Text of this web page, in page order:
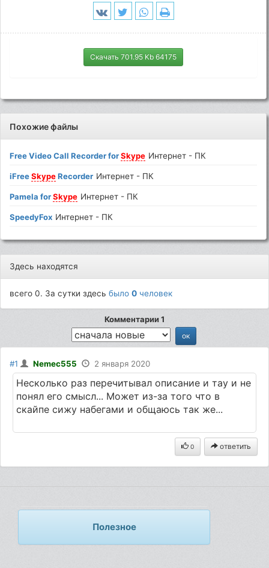
Скачать 701.95 Kb 64175
Похожие файлы
Free Video Call Recorder forSkype Интернет - ПК
iFreeSkypeRecorder Интернет - ПК
Pamela forSkype Интернет - ПК
SpeedyFox Интернет - ПК
Здесь находятся
всего 0. За сутки здесьбыло0 человек
Комментарии 1
#1 Nemec555 2 января 2020
Несколько раз перечитывал описание и тау и не
понял его смысл... Может из-за того что в
скайпе сижу набегами и общаюсь так же...
0 ответить
Полезное